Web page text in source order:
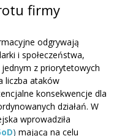
firmy
odgrywają
i społeczeństwa,
z priorytetowych
liczba ataków
konsekwencje dla
działań. W
wprowadziła
) mającą na celu